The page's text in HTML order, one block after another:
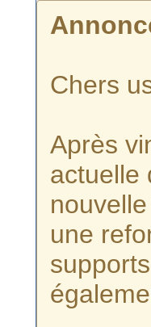
Chers
Après
actuelle
une